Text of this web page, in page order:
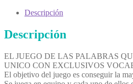
Descripción
Descripción
EL JUEGO DE LAS PALABRAS
UNICO CON EXCLUSIVOS
El objetivo del juego es conseguir la